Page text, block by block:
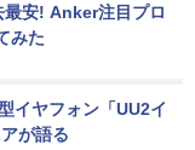
安! Anker注目プロ
みた
イヤフォン「UU2イ
が語る